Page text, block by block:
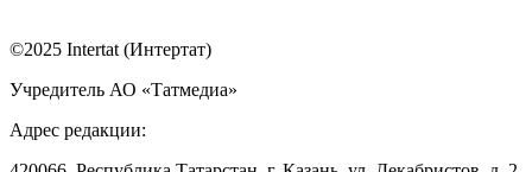
©2025 Intertat (Интертат)
Учредитель АО «Татмедиа»
Адрес редакции: